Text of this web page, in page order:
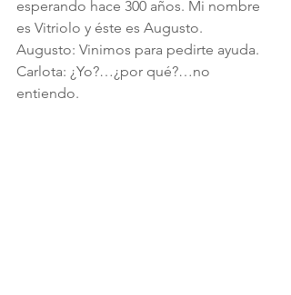
esperando hace 300 años. Mi nombre
es Vitriolo y éste es Augusto.
Augusto: Vinimos para pedirte ayuda.
Carlota: ¿Yo?…¿por qué?…no
entiendo.